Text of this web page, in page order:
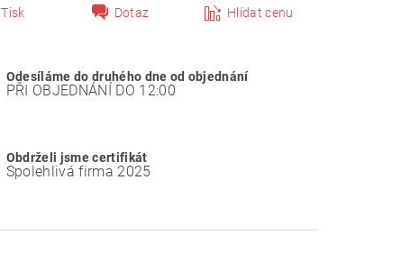
Tisk Dotaz Hlídat cenu
Odesíláme do druhého dne od objednání
PŘI OBJEDNÁNÍ DO 12:00
Obdrželi jsme certifikát
Spolehlivá firma 2025